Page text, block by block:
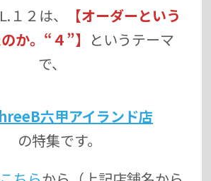
１２は、
【オーダーという
か。“４”】 というテーマ
で、
六甲アイランド店
の特集です。